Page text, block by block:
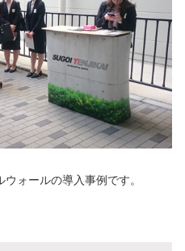
ォールの導入事例です。